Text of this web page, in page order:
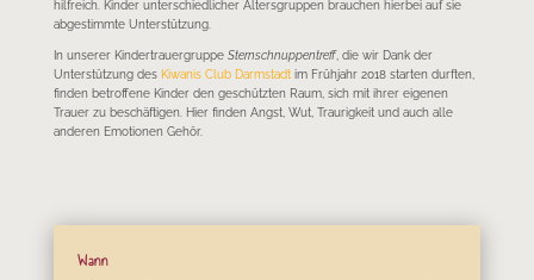
hilfreich. Kinder unterschiedlicher Altersgruppen brauchen hierbei auf sie
abgestimmte Unterstützung.
In unserer Kindertrauergruppe Sternschnuppentreff, die wir Dank der
Unterstützung des Kiwanis Club Darmstadtim Frühjahr 2018 starten durften,
finden betroffene Kinder den geschützten Raum, sich mit ihrer eigenen
Trauer zu beschäftigen. Hier finden Angst, Wut, Traurigkeit und auch alle
anderen Emotionen Gehör.
Wann